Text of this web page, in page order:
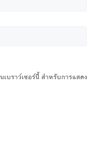
บราว์เซอร์นี้ สำหรับการแสดง